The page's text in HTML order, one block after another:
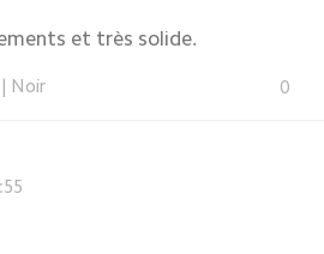
et très solide.
Noir 0